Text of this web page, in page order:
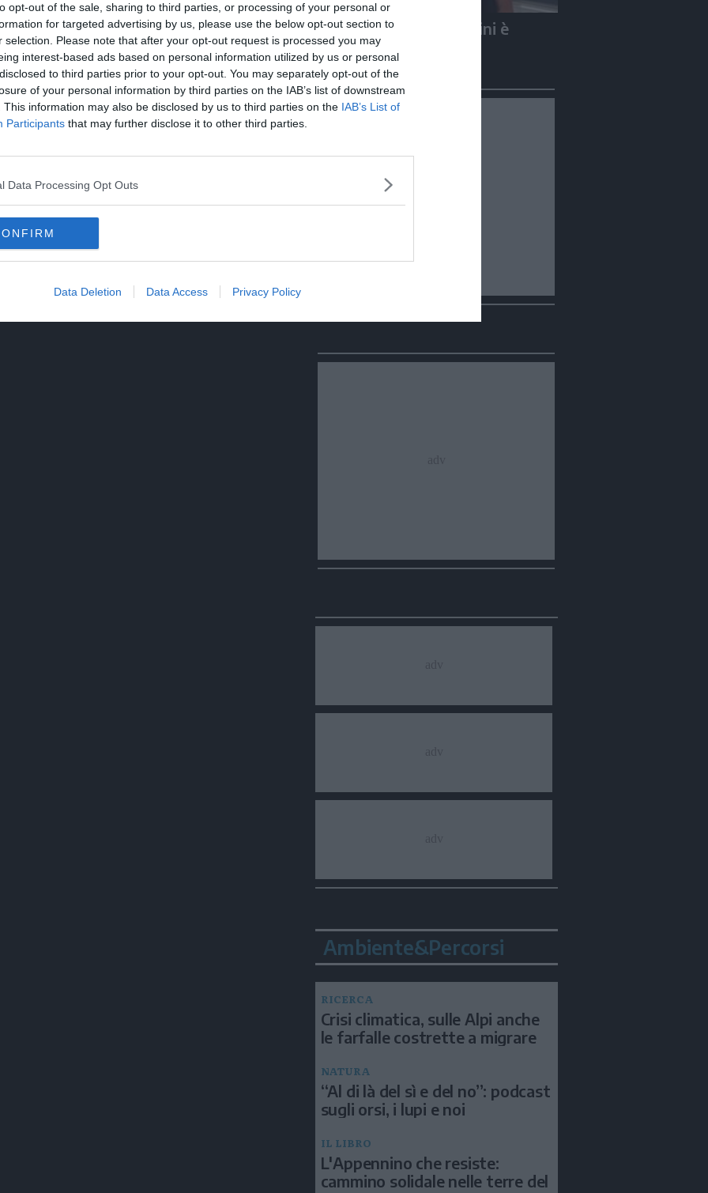
opt-out of the sale, sharing to third parties, or processing of your personal or
for targeted advertising by us, please use the below opt-out section to
selection. Please note that after your opt-out request is processed you may
interest-based ads based on personal information utilized by us or personal
to third parties prior to your opt-out. You may separately opt-out of the
of your personal information by third parties on the IAB’s list of downstream
This information may also be disclosed by us to third parties on the IAB’s List of
Participants that may further disclose it to other third parties.
Data Processing Opt Outs
Data Deletion Data Access Privacy Policy
Beppe Carletti: «Guccini è
stato un Nomade»
Ambiente&Percorsi
RICERCA
Crisi climatica, sulle Alpi anche
le farfalle costrette a migrare
NATURA
“Al di là del sì e del no”: podcast
sugli orsi, i lupi e noi
IL LIBRO
L'Appennino che resiste:
cammino solidale nelle terre del